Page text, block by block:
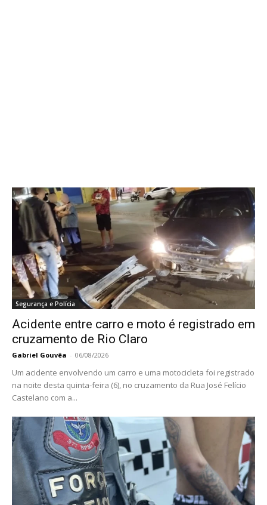
Segurança e Polícia
Acidente entre carro e moto é registrado em
cruzamento de Rio Claro
Gabriel Gouvêa - 06/08/2026
Um acidente envolvendo um carro e uma motocicleta foi registrado
na noite desta quinta-feira (6), no cruzamento da Rua José Felício
Castelano com a...